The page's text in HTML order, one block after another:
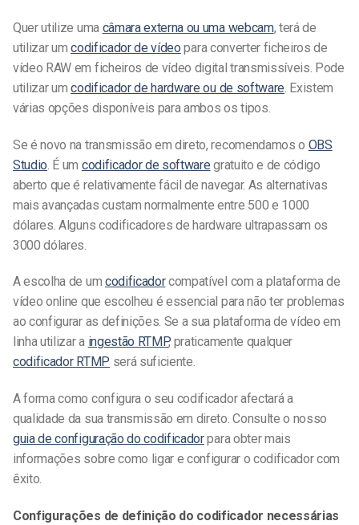
Quer utilize uma câmara externa ou uma webcam, terá de
utilizar umcodificador de vídeo para converter ficheiros de
vídeo RAW em ficheiros de vídeo digital transmissíveis. Pode
utilizar umcodificador de hardware ou de software. Existem
várias opções disponíveis para ambos os tipos.
Se é novo na transmissão em direto, recomendamos o OBS
Studio . É um codificador de software gratuito e de código
aberto que é relativamente fácil de navegar. As alternativas
mais avançadas custam normalmente entre 500 e 1000
dólares. Alguns codificadores de hardware ultrapassam os
3000 dólares.
A escolha de um codificadorcompatível com a plataforma de
vídeo online que escolheu é essencial para não ter problemas
ao configurar as definições. Se a sua plataforma de vídeo em
linha utilizar a ingestão RTMP, praticamente qualquer
codificador RTMP será suficiente.
A forma como configura o seu codificador afectará a
qualidade da sua transmissão em direto. Consulte o nosso
guia de configuração do codificadorpara obter mais
informações sobre como ligar e configurar o codificador com
êxito.
Configurações de definição do codificador necessárias